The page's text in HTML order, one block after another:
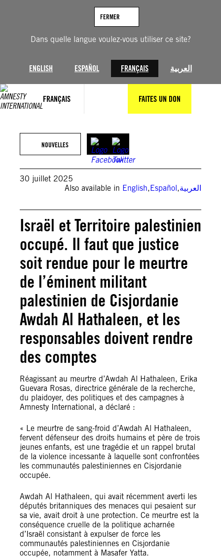
Dans quelle langue voulez-vous utiliser ce site?
ENGLISH ESPAÑOL FRANÇAIS العربية
FERMER
FRANÇAIS FAITES UN DON
NOUVELLES
30 juillet 2025
Also available in English,Español,العربية
Israël et Territoire palestinien
occupé. Il faut que justice
soit rendue pour le meurtre
de l’éminent militant
palestinien de Cisjordanie
Awdah Al Hathaleen, et les
responsables doivent rendre
des comptes
Réagissant au meurtre d’Awdah Al Hathaleen, Erika
Guevara Rosas, directrice générale de la recherche,
du plaidoyer, des politiques et des campagnes à
Amnesty International, a déclaré :
« Le meurtre de sang-froid d’Awdah Al Hathaleen,
fervent défenseur des droits humains et père de trois
jeunes enfants, est une tragédie et un rappel brutal
de la violence incessante à laquelle sont confrontées
les communautés palestiniennes en Cisjordanie
occupée.
Awdah Al Hathaleen, qui avait récemment averti les
députés britanniques des menaces qui pesaient sur
sa vie, avait droit à une protection. Ce meurtre est la
conséquence cruelle de la politique acharnée
d’Israël consistant à expulser de force les
communautés palestiniennes en Cisjordanie
occupée, notamment à Masafer Yatta.